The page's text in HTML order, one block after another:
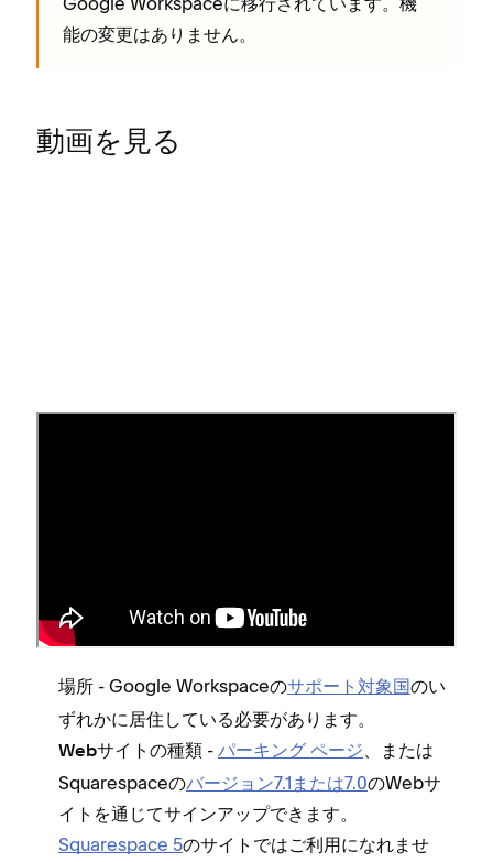
能の変更はありません⁠。
動画を見る
ア⁠ップするには⁠、次の要件を満たす必要がありま
す⁠。
場所 - Google Workspaceのサポ⁠ート対象国のい
ずれかに居住している必要があります⁠。
Webサイトの種類 - パ⁠ーキング ペ⁠ージ ⁠、または
Squarespaceのバ⁠ージ⁠ョン7⁠.1または7⁠.0のWebサ
イトを通じてサインア⁠ップできます⁠。
Squarespace 5のサイトではご利用になれませ